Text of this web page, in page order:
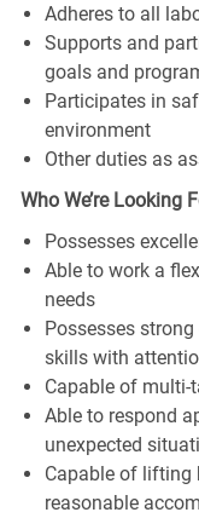
Adheres to all
Supports and
goals and
Participates in
environment
Other duties as
Who We’re Looking
Possesses
Able to work a
needs
Possesses
skills with
Capable of multi-
Able to respond
unexpected
Capable of lifting
reasonable